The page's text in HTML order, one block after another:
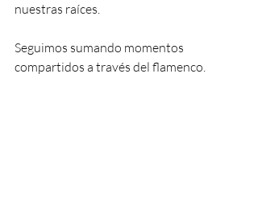
nuestras raíces.
Seguimos sumando momentos
compartidos a través del flamenco.